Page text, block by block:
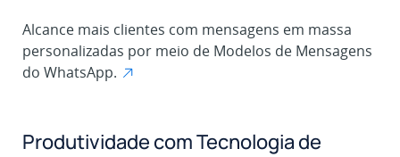
Alcance mais clientes com mensagens em massa
personalizadas por meio de Modelos de Mensagens
do WhatsApp.
Produtividade com Tecnologia de